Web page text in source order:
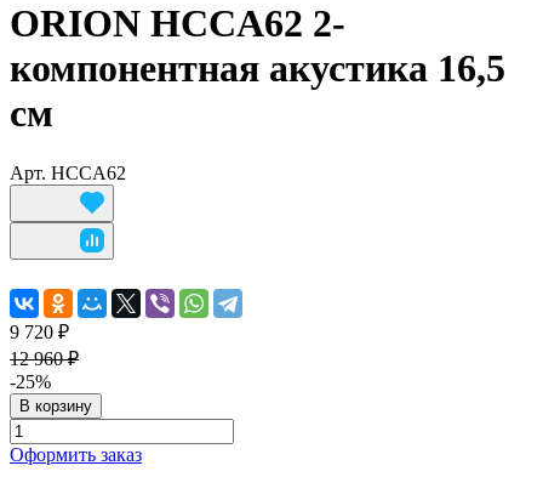
ORION HCCA62 2-
компонентная акустика 16,5
см
Арт. HCCA62
9 720 ₽
12 960 ₽
-25%
В корзину
Оформить заказ